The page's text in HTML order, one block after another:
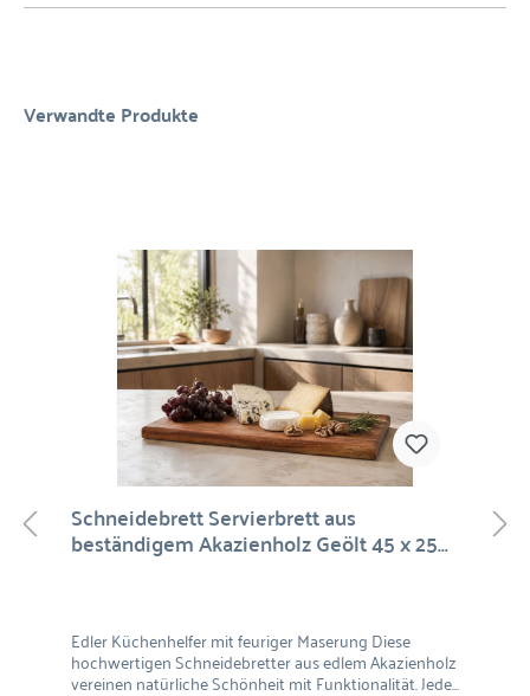
Verwandte Produkte
Schneidebrett Servierbrett aus
beständigem Akazienholz Geölt 45 x 25
Edler Küchenhelfer mit feuriger Maserung Diese
hochwertigen Schneidebretter aus edlem Akazienholz
vereinen natürliche Schönheit mit Funktionalität. Jedes